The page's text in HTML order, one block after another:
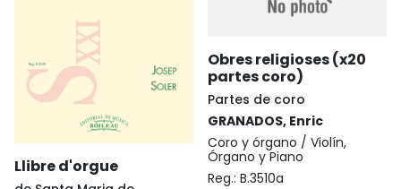
Llibre d'orgue
Obres religioses (x20
partes coro)
Partes de coro
GRANADOS, Enric
Coro y órgano / Violín,
Órgano y Piano
Reg.: B.3510a